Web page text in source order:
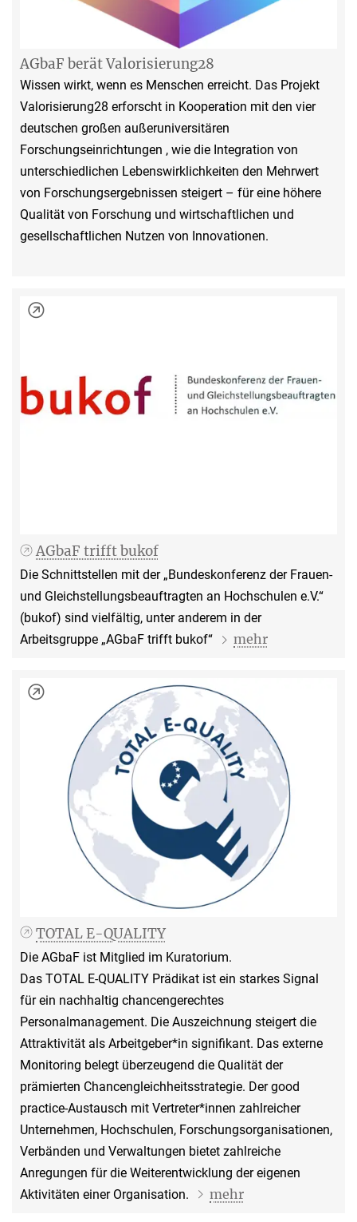
AGbaF berät Valorisierung28
Wissen wirkt, wenn es Menschen erreicht. Das Projekt
Valorisierung28 erforscht in Kooperation mit den vier
deutschen großen außeruniversitären
Forschungseinrichtungen , wie die Integration von
unterschiedlichen Lebenswirklichkeiten den Mehrwert
von Forschungsergebnissen steigert – für eine höhere
Qualität von Forschung und wirtschaftlichen und
gesellschaftlichen Nutzen von Innovationen.
AGbaF trifft bukof
Die Schnittstellen mit der „Bundeskonferenz der Frauen-
und Gleichstellungsbeauftragten an Hochschulen e.V.“
(bukof) sind vielfältig, unter anderem in der
Arbeitsgruppe „AGbaF trifft bukof“
mehr
TOTAL E-QUALITY
Die AGbaF ist Mitglied im Kuratorium.
Das TOTAL E-QUALITY Prädikat ist ein starkes Signal
für ein nachhaltig chancengerechtes
Personalmanagement. Die Auszeichnung steigert die
Attraktivität als Arbeitgeber*in signifikant. Das externe
Monitoring belegt überzeugend die Qualität der
prämierten Chancengleichheitsstrategie. Der good
practice-Austausch mit Vertreter*innen zahlreicher
Unternehmen, Hochschulen, Forschungsorganisationen,
Verbänden und Verwaltungen bietet zahlreiche
Anregungen für die Weiterentwicklung der eigenen
Aktivitäten einer Organisation.
mehr